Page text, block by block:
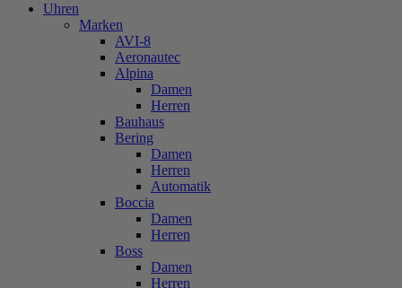
Uhren
Marken
AVI-8
Aeronautec
Alpina
Damen
Herren
Bauhaus
Bering
Damen
Herren
Automatik
Boccia
Damen
Herren
Boss
Damen
Herren